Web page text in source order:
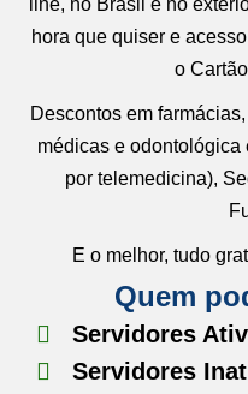
line, no Brasil e no
hora que quiser e
o
Descontos em
médicas e odontológica
por telemedicina),
E o melhor, tudo
Quem
Servidores
Servidores